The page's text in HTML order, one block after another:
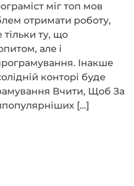
міг топ мов
отримати роботу,
ту, що
але і
Інакше
конторі буде
Вчити, Щоб За
[…]